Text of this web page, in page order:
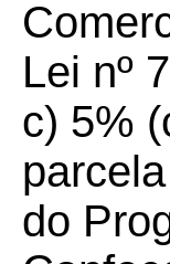
Lei nº
c) 5%
do